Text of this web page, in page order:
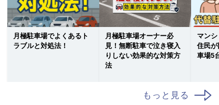
月極駐車場でよくあるト
ラブルと対処法！
月極駐車場オーナー必
見！無断駐車で泣き寝入
りしない効果的な対策方
法
マン
住民
車場5
もっと見る